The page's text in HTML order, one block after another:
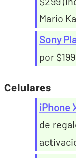
Mario
Sony
por
Celulares
iPhone
de